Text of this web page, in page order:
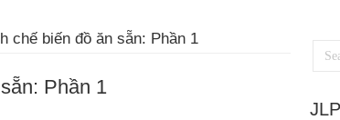
chế biến đồ ăn sẵn: Phần 1
Phần 1